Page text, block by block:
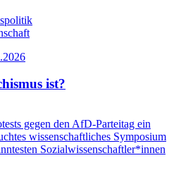
ist?
gegen den AfD-Parteitag ein
wissenschaftliches Symposium
Sozialwissenschaftler*innen